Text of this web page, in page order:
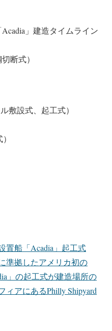
Acadia」建造タイムライン
断式）
敷設式、起工式）
置船「Acadia」起工式
準拠したアメリカ初の
」の起工式が建造場所の
アにあるPhilly Shipyard